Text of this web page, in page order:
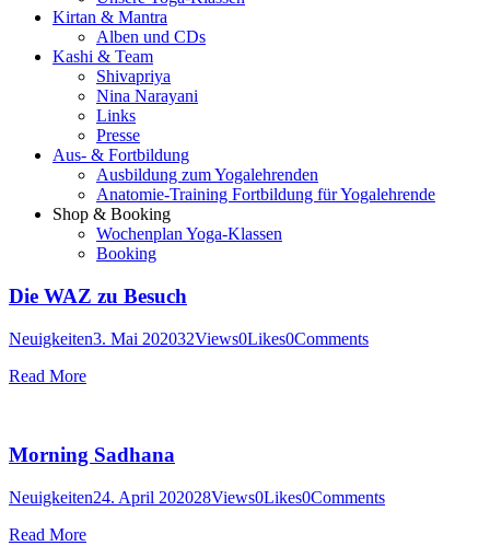
Kirtan & Mantra
Alben und CDs
Kashi & Team
Shivapriya
Nina Narayani
Links
Presse
Aus- & Fortbildung
Ausbildung zum Yogalehrenden
Anatomie-Training Fortbildung für Yogalehrende
Shop & Booking
Wochenplan Yoga-Klassen
Booking
Die WAZ zu Besuch
Neuigkeiten3. Mai 202032Views0Likes0Comments
Read More
Morning Sadhana
Neuigkeiten24. April 202028Views0Likes0Comments
Read More